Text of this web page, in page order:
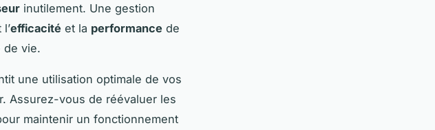
inutilement. Une gestion
efficacité et la performance de
de vie.
une utilisation optimale de vos
Assurez-vous de réévaluer les
maintenir un fonctionnement